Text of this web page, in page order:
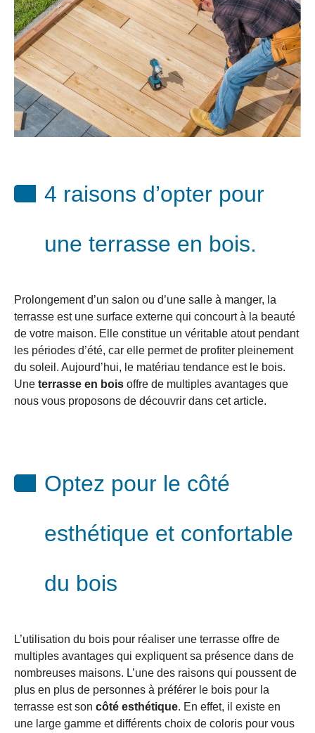
4 raisons d’opter pour
une terrasse en bois.
Prolongement d’un salon ou d’une salle à manger, la
terrasse est une surface externe qui concourt à la beauté
de votre maison. Elle constitue un véritable atout pendant
les périodes d’été, car elle permet de profiter pleinement
du soleil. Aujourd’hui, le matériau tendance est le bois.
Une terrasse en bois offre de multiples avantages que
nous vous proposons de découvrir dans cet article.
Optez pour le côté
esthétique et confortable
du bois
L’utilisation du bois pour réaliser une terrasse offre de
multiples avantages qui expliquent sa présence dans de
nombreuses maisons. L’une des raisons qui poussent de
plus en plus de personnes à préférer le bois pour la
terrasse est son côté esthétique. En effet, il existe en
une large gamme et différents choix de coloris pour vous